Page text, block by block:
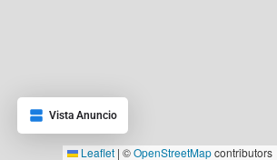
Leaflet | ©OpenStreetMapcontributors
Vista Anuncio